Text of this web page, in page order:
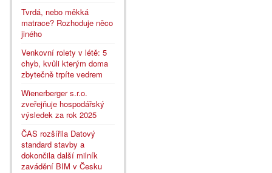
Tvrdá, nebo měkká
matrace? Rozhoduje něco
jiného
Venkovní rolety v létě: 5
chyb, kvůli kterým doma
zbytečně trpíte vedrem
Wienerberger s.r.o.
zveřejňuje hospodářský
výsledek za rok 2025
ČAS rozšířila Datový
standard stavby a
dokončila další milník
zavádění BIM v Česku